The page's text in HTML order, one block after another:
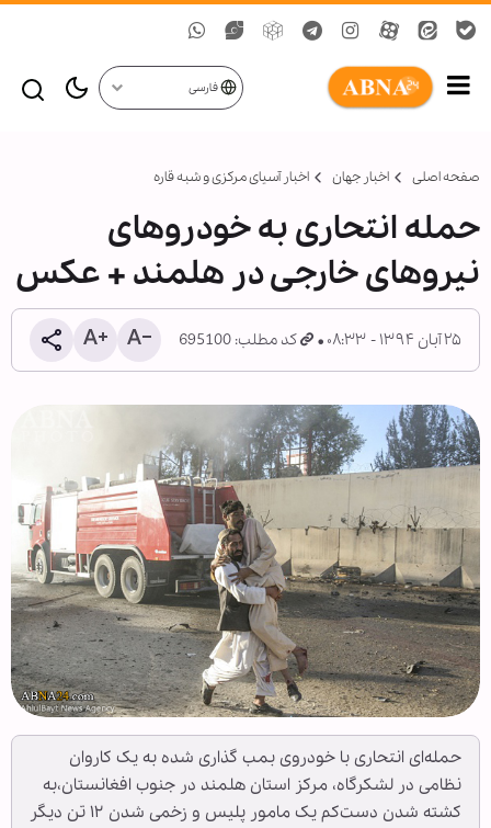
فارسی
صفحه اصلی اخبار جهان اخبار آسیای مرکزی و شبه قاره
حمله انتحاری به خودروهای
نیروهای خارجی در هلمند + عکس
۲۵ آبان ۱۳۹۴ - ۰۸:۳۳ کد مطلب: 695100
حمله‌ای انتحاری با خودروی بمب گذاری شده به یک کاروان
نظامی در لشکرگاه، مرکز استان هلمند در جنوب افغانستان،به
کشته شدن دست‌کم یک مامور پلیس و زخمی شدن ۱۲ تن دیگر